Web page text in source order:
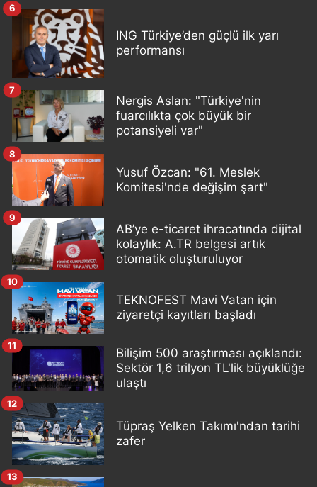
ING Türkiye’den güçlü ilk yarı
performansı
6
Nergis Aslan: "Türkiye'nin
fuarcılıkta çok büyük bir
potansiyeli var"
7
Yusuf Özcan: "61. Meslek
Komitesi'nde değişim şart"
8
AB’ye e-ticaret ihracatında dijital
kolaylık: A.TR belgesi artık
otomatik oluşturuluyor
9
TEKNOFEST Mavi Vatan için
ziyaretçi kayıtları başladı
10
Bilişim 500 araştırması açıklandı:
Sektör 1,6 trilyon TL'lik büyüklüğe
ulaştı
11
Tüpraş Yelken Takımı'ndan tarihi
zafer
12
13